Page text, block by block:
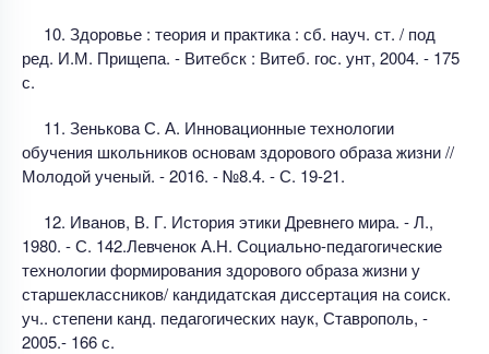
10. Здоровье : теория и практика : сб. науч. ст. / под
ред. И.М. Прищепа. - Витебск : Витеб. гос. унт, 2004. - 175
с.
11. Зенькова С. А. Инновационные технологии
обучения школьников основам здорового образа жизни //
Молодой ученый. - 2016. - №8.4. - С. 19-21.
12. Иванов, В. Г. История этики Древнего мира. - Л.,
1980. - С. 142.Левченок А.Н. Социально-педагогические
технологии формирования здорового образа жизни у
старшеклассников/ кандидатская диссертация на соиск.
уч.. степени канд. педагогических наук, Ставрополь, -
2005.- 166 с.